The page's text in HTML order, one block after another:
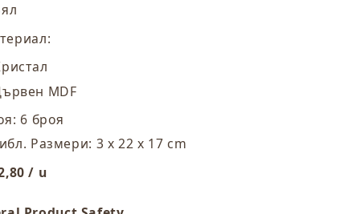
MDF
6 броя
Размери: 3 x 22 x 17 cm
/ u